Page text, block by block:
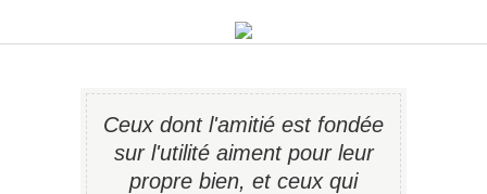
Ceux dont l'amitié est fondée
sur l'utilité aiment pour leur
propre bien, et ceux qui